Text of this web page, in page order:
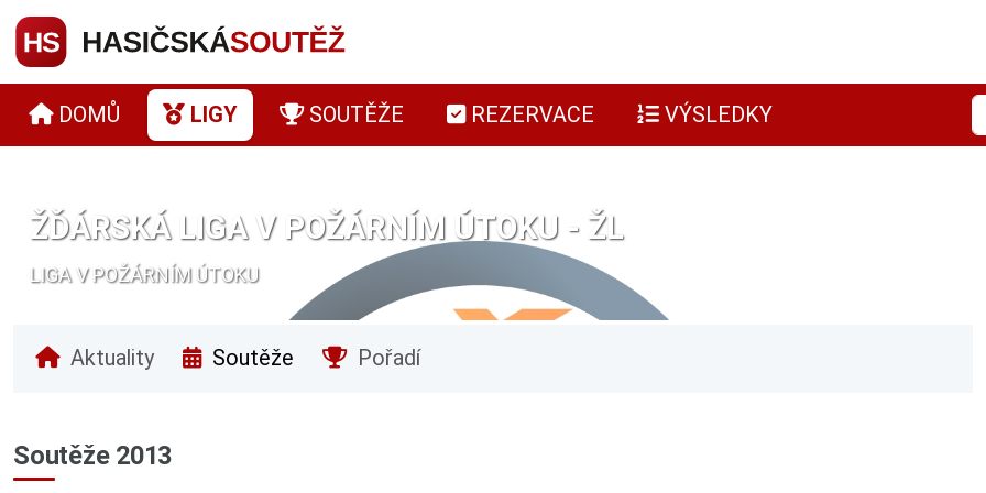
DOMŮ LIGY SOUTĚŽE REZERVACE VÝSLEDKY
ŽĎÁRSKÁ LIGA V POŽÁRNÍM ÚTOKU - ŽL
LIGA V POŽÁRNÍM ÚTOKU
Aktuality Soutěže Pořadí
Soutěže 2013